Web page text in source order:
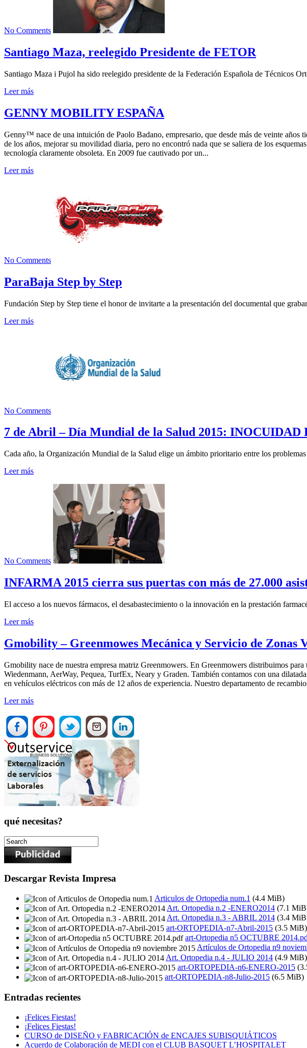
No Comments
Santiago Maza, reelegido Presidente de FETOR
Santiago Maza i Pujol ha sido reelegido presidente de la Federación Española de Técnicos
Leer más
GENNY MOBILITY ESPAÑA
Genny™ nace de una intuición de Paolo Badano, empresario, que desde más de veinte
de los años, mejorar su movilidad diaria, pero no encontró nada que se saliera de los
tecnología claramente obsoleta. En 2009 fue cautivado por un...
Leer más
No Comments
ParaBaja Step by Step
Fundación Step by Step tiene el honor de invitarte a la presentación del documental que
Leer más
No Comments
7 de Abril – Día Mundial de la Salud 2015:
Cada año, la Organización Mundial de la Salud elige un ámbito prioritario entre los
Leer más
No Comments
INFARMA 2015 cierra sus puertas con más de 27.000
El acceso a los nuevos fármacos, el desabastecimiento o la innovación en la prestación
Leer más
Gmobility – Greenmowes Mecánica y Servicio de Zonas
Gmobility nace de nuestra empresa matriz Greenmowers. En Greenmowers distribuimos
Wiedenmann, AerWay, Pequea, TurfEx, Neary y Graden. También contamos con una
en vehículos eléctricos con más de 12 años de experiencia. Nuestro departamento de
Leer más
qué necesitas?
Descargar Revista Impresa
Articulos de Ortopedia num.1 (4.4 MiB)
Art. Ortopedia n.2 -ENERO2014 (7.1
Art. Ortopedia n.3 - ABRIL 2014 (3.4
art-ORTOPEDIA-n7-Abril-2015 (3.5 MiB)
art-Ortopedia n5 OCTUBRE
Artículos de Ortopedia n9
Art. Ortopedia n.4 - JULIO 2014 (4.9 MiB)
art-ORTOPEDIA-n6-ENERO-2015
art-ORTOPEDIA-n8-Julio-2015 (6.5 MiB)
Entradas recientes
¡Felices Fiestas!
¡Felices Fiestas!
CURSO de DISEÑO y FABRICACIÓN de ENCAJES SUBISQUIÁTICOS
Acuerdo de Colaboración de MEDI con el CLUB BASQUET L’HOSPITALET